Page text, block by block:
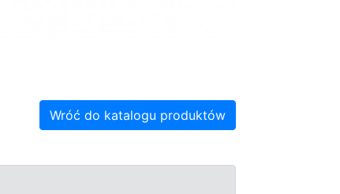
Wróć do katalogu produktów